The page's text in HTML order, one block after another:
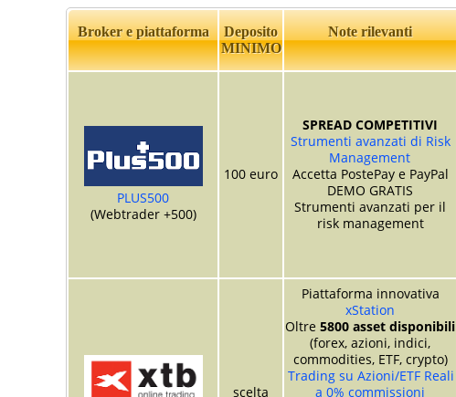
Broker e piattaforma
Deposito
MINIMO
Note rilevanti
PLUS500
(Webtrader +500)
100 euro
SPREAD COMPETITIVI
Strumenti avanzati di Risk
Management
Accetta PostePay e PayPal
DEMO GRATIS
Strumenti avanzati per il
risk management
scelta
Piattaforma innovativa
xStation
Oltre 5800 asset disponibili
(forex, azioni, indici,
commodities, ETF, crypto)
Trading su Azioni/ETF Reali
a 0% commissioni